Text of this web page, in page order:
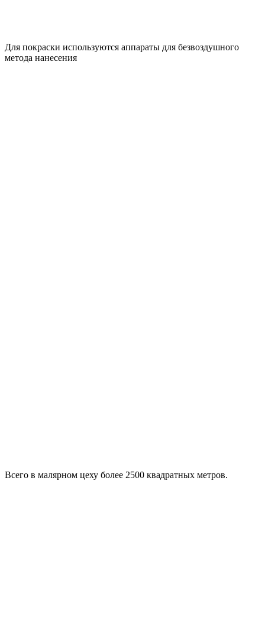
Для покраски используются аппараты для безвоздушного
метода нанесения
Всего в малярном цеху более 2500 квадратных метров.